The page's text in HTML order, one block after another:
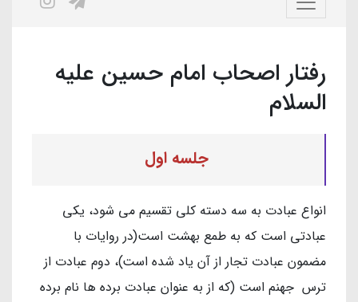
رفتار اصحاب امام حسین علیه
السلام
جلسه اول
انواع عبادت به سه دسته کلی تقسیم می شود، یکی
عبادتی است که به طمع بهشت است(در روایات با
مضمون عبادت تجار از آن یاد شده است)، دوم عبادت از
ترس جهنم است (که از به عنوان عبادت برده ها نام برده